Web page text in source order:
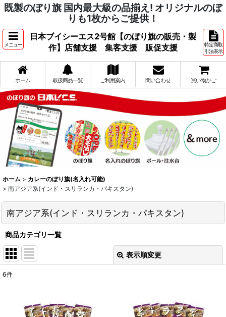
既製のぼり旗 国内最大級の品揃え! オリジナルのぼ
りも1枚からご提供！
メニュー
日本ブイシーエス2号館【のぼり旗の販売・製
作】店舗支援 集客支援 販促支援
特定商取
引法表示
ホーム 取扱商品一覧 ご利用案内 問い合わせ 買い物かご
ホーム > カレーのぼり旗(名入れ可能)
> 南アジア系(インド・スリランカ・パキスタン)
南アジア系(インド・スリランカ・パキスタン)
商品カテゴリ一覧
表示順変更
並び順:
6件